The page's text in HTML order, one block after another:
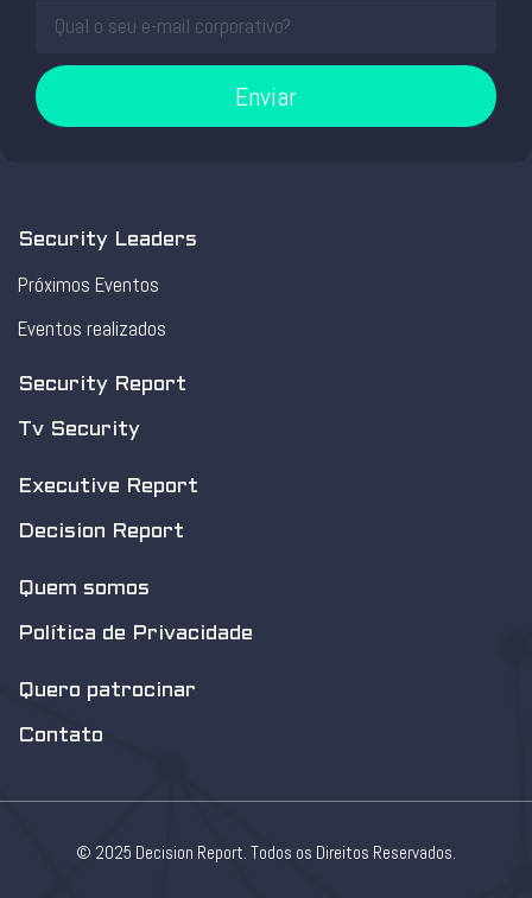
Enviar
Security Leaders
Próximos Eventos
Eventos realizados
Security Report
Tv Security
Executive Report
Decision Report
Quem somos
Política de Privacidade
Quero patrocinar
Contato
© 2025 Decision Report. Todos os Direitos Reservados.